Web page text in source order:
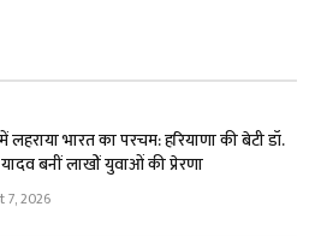
लहराया भारत का परचम: हरियाणा की बेटी डॉ.
बनीं लाखों युवाओं की प्रेरणा
7, 2026